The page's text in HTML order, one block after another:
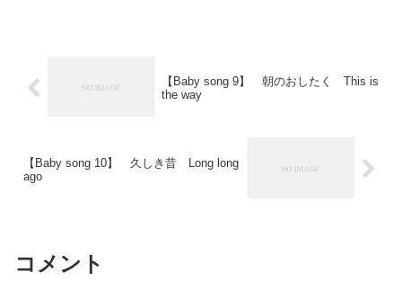
【Baby song 9】 朝のおしたく This is
the way
【Baby song 10】 久しき昔 Long long
ago
コメント